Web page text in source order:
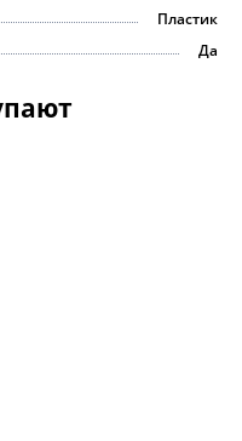
Пластик
Да